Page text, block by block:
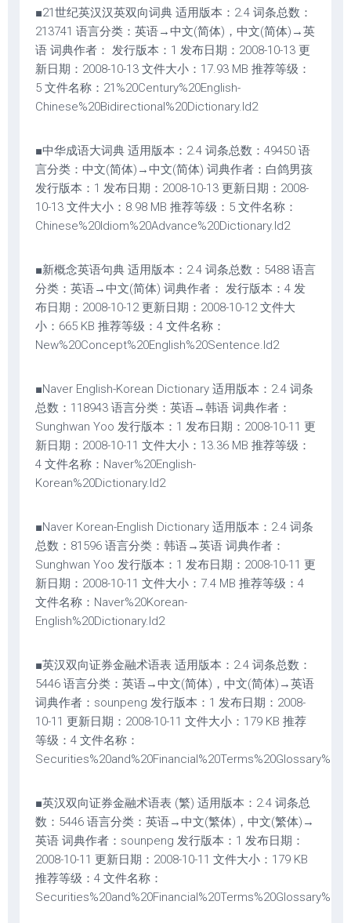
■21世纪英汉汉英双向词典 适用版本：2.4 词条总数：
213741 语言分类：英语→中文(简体)，中文(简体)→英
语 词典作者： 发行版本：1 发布日期：2008-10-13 更
新日期：2008-10-13 文件大小：17.93 MB 推荐等级：
5 文件名称：21%20Century%20English-
Chinese%20Bidirectional%20Dictionary.ld2
■中华成语大词典 适用版本：2.4 词条总数：49450 语
言分类：中文(简体)→中文(简体) 词典作者：白鸽男孩
发行版本：1 发布日期：2008-10-13 更新日期：2008-
10-13 文件大小：8.98 MB 推荐等级：5 文件名称：
Chinese%20Idiom%20Advance%20Dictionary.ld2
■新概念英语句典 适用版本：2.4 词条总数：5488 语言
分类：英语→中文(简体) 词典作者： 发行版本：4 发
布日期：2008-10-12 更新日期：2008-10-12 文件大
小：665 KB 推荐等级：4 文件名称：
New%20Concept%20English%20Sentence.ld2
■Naver English-Korean Dictionary 适用版本：2.4 词条
总数：118943 语言分类：英语→韩语 词典作者：
Sunghwan Yoo 发行版本：1 发布日期：2008-10-11 更
新日期：2008-10-11 文件大小：13.36 MB 推荐等级：
4 文件名称：Naver%20English-
Korean%20Dictionary.ld2
■Naver Korean-English Dictionary 适用版本：2.4 词条
总数：81596 语言分类：韩语→英语 词典作者：
Sunghwan Yoo 发行版本：1 发布日期：2008-10-11 更
新日期：2008-10-11 文件大小：7.4 MB 推荐等级：4
文件名称：Naver%20Korean-
English%20Dictionary.ld2
■英汉双向证券金融术语表 适用版本：2.4 词条总数：
5446 语言分类：英语→中文(简体)，中文(简体)→英语
词典作者：sounpeng 发行版本：1 发布日期：2008-
10-11 更新日期：2008-10-11 文件大小：179 KB 推荐
等级：4 文件名称：
■英汉双向证券金融术语表 (繁) 适用版本：2.4 词条总
数：5446 语言分类：英语→中文(繁体)，中文(繁体)→
英语 词典作者：sounpeng 发行版本：1 发布日期：
2008-10-11 更新日期：2008-10-11 文件大小：179 KB
推荐等级：4 文件名称：